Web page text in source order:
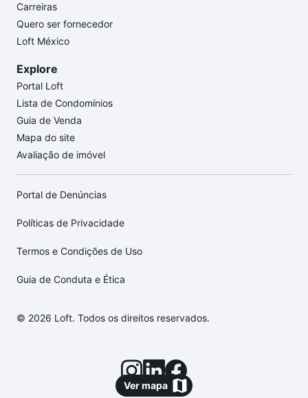
Ver mapa
Carreiras
Quero ser fornecedor
Loft México
Explore
Portal Loft
Lista de Condomínios
Guia de Venda
Mapa do site
Avaliação de imóvel
Portal de Denúncias
Políticas de Privacidade
Termos e Condições de Uso
Guia de Conduta e Ética
© 2026 Loft. Todos os direitos reservados.